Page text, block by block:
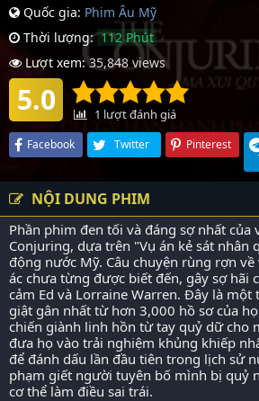
Quốc gia: Phim Âu Mỹ
Thời lượng: 112 Phút
Lượt xem: 35,848 views
5.0 1 lượt đánh giá
Facebook Twitter
Pinterest
NỘI DUNG PHIM
Phần phim đen tối và đáng sợ nhất của
Conjuring, dựa trên "Vụ án kẻ sát nhân
động nước Mỹ. Câu chuyện rùng rợn
ác chưa từng được biết đến, gây sợ hãi
cảm Ed và Lorraine Warren. Đây là
giật gân nhất từ hơn 3,000 hồ sơ của
chiến giành linh hồn từ tay quỷ dữ cho
đưa họ vào trải nghiệm khủng khiếp
để đánh dấu lần đầu tiên trong lịch sử
phạm giết người tuyên bố mình bị quỷ
cơ thể làm điều sai trái.